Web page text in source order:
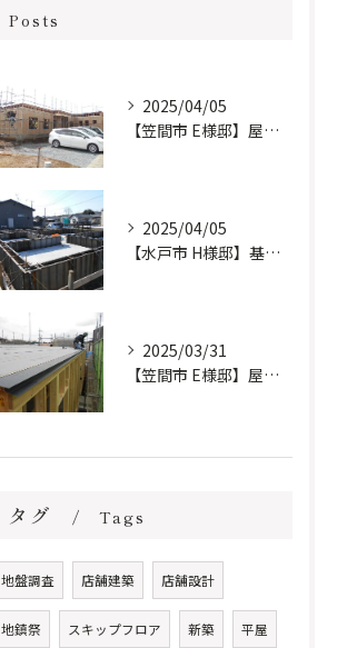
Posts
2025/04/05
【笠間市 E様邸】屋根工事完了しました。
2025/04/05
【水戸市 H様邸】基礎工事進行中です。
2025/03/31
【笠間市 E様邸】屋根防水下地施工しました。
タグ Tags
地盤調査 店舗建築 店舗設計
地鎮祭 スキップフロア 新築 平屋